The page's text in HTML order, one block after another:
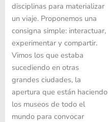
disciplinas para materializar
un viaje. Proponemos una
consigna simple: interactuar,
experimentar y compartir.
Vimos los que estaba
sucediendo en otras
grandes ciudades, la
apertura que están haciendo
los museos de todo el
mundo para convocar